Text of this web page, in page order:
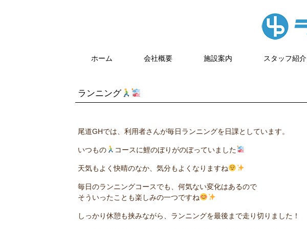
ホーム 会社概要 施設案内 スタッフ紹介
ランニング
尾道GHでは、利用者さんが毎日ランニングを日課としています。
いつもの コースに鯉のぼりがのぼっていました
天気もよく快晴のなか、気分もよくなりますね
毎日のランニングコースでも、何気ない変化はあるので
そういったことも楽しみの一つですね
しっかり休憩も挟みながら、ランニングを最後まで走り切りました！